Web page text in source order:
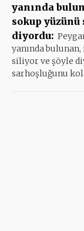
yanında
sokup
diyordu:
yanında
siliyor ve şöyle
sarhoşluğunu